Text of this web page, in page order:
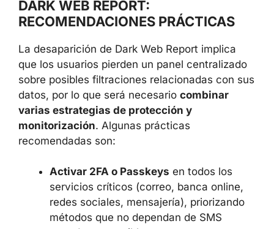
CÓMO COMPENSAR EL CIERRE DE
DARK WEB REPORT:
RECOMENDACIONES PRÁCTICAS
La desaparición de Dark Web Report implica
que los usuarios pierden un panel
centralizado sobre posibles filtraciones
relacionadas con sus datos, por lo que será
necesariocombinar varias estrategias de
prácticas recomendadas son:
Activar 2FA o Passkeysen todos los
servicios críticos (correo, banca online,